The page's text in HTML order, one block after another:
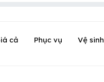
cả Phục vụ Vệ sinh